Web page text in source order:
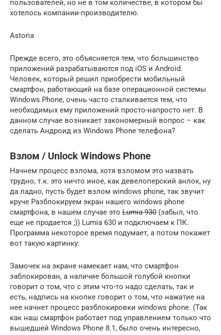
пользователей, но не в том количестве, в котором бы
хотелось компании-производителю.
Astoria
Прежде всего, это объясняется тем, что большинство
приложений разрабатываются под iOS и Android.
Человек, который решил приобрести мобильный
смартфон, работающий на базе операционной системы
Windows Phone, очень часто сталкивается тем, что
необходимых ему приложений просто-напросто нет. В
данном случае возникает закономерный вопрос – как
сделать Андроид из Windows Phone телефона?
Взлом / Unlock Windows Phone
Начнем процесс взлома, хотя взломом это назвать
трудно, т.к. это ничто иное, как девелоперский анлок, ну
да ладно, пусть будет взлом windows phone, так звучит
круче Разблокируем экран нашего windows phone
смартфона, в нашем случае это Lumia 930 (забыл, что
еще не продается ;)) Lumia 630 и подключаем к ПК.
Программа некоторое время подумает, а потом покажет
вот такую картинку:
Замочек на экране намекает нам, что смартфон
заблокирован, а наличие большой голубой кнопки
говорит о том, что с этим что-то надо сделать, так и
есть, надпись на кнопке говорит о том, что нажатие на
нее начнет процесс разблокировки windows phone. (Так
как наш смартфон работает под управлением только что
вышедшей Windows Phone 8.1, было очень интересно,